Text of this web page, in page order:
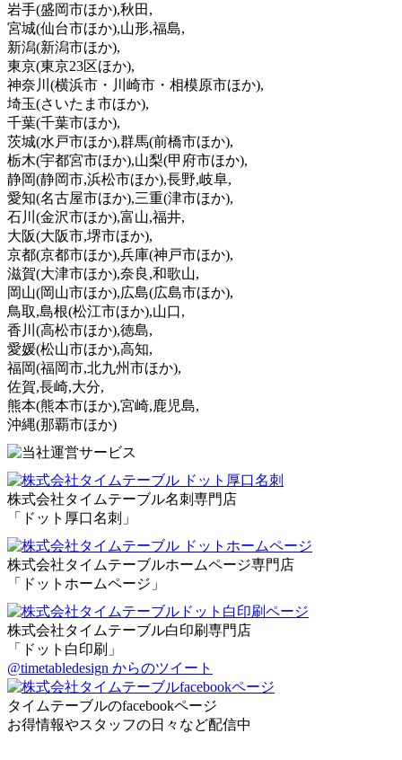
岩手(盛岡市ほか),秋田,
宮城(仙台市ほか),山形,福島,
新潟(新潟市ほか),
東京(東京23区ほか),
神奈川 (横浜市・川崎市・相模原市ほか),
埼玉(さいたま市ほか),
千葉(千葉市ほか),
茨城(水戸市ほか),群馬(前橋市ほか),
栃木(宇都宮市ほか),山梨(甲府市ほか),
静岡(静岡市,浜松市ほか),長野,岐阜,
愛知(名古屋市ほか),三重(津市ほか),
石川 (金沢市ほか),富山,福井,
大阪(大阪市,堺市ほか),
京都(京都市ほか),兵庫(神戸市ほか),
滋賀(大津市ほか),奈良,和歌山,
岡山(岡山市ほか),広島(広島市ほか),
鳥取,島根(松江市ほか),山口,
香川 (高松市ほか),徳島,
愛媛(松山市ほか),高知,
福岡(福岡市,北九州市ほか),
佐賀,長崎,大分,
熊本(熊本市ほか),宮崎,鹿児島,
沖縄(那覇市ほか)
株式会社タイムテーブル名刺専門店
「ドット厚口名刺」
株式会社タイムテーブルホームページ専門店
「ドットホームページ」
株式会社タイムテーブル白印刷専門店
「ドット白印刷」
@timetabledesign からのツイート
タイムテーブルのfacebookページ
お得情報やスタッフの日々など配信中